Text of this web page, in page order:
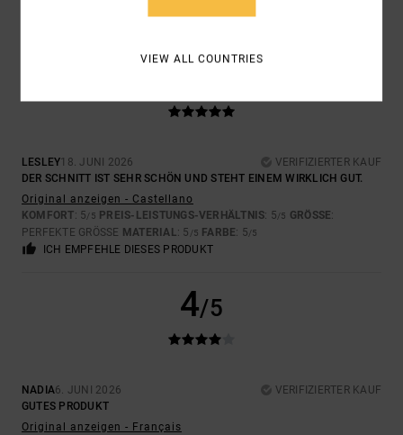
5
LESLEY18. JUNI 2026
VERIFIZIERTER KAUF
DER SCHNITT IST SEHR SCHÖN UND STEHT EINEM WIRKLICH GUT.
Original anzeigen - Castellano
KOMFORT: 5/5 PREIS-LEISTUNGS-VERHÄLTNIS: 5/5 GRÖSSE :
PERFEKTE GRÖSSE MATERIAL: 5 /5 FARBE: 5/5
ICH EMPFEHLE DIESES PRODUKT
4/5
NADIA6. JUNI 2026
VERIFIZIERTER KAUF
GUTES PRODUKT
Original anzeigen - Français
VIEW ALL COUNTRIES